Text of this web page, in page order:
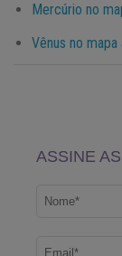
Mercúrio no
Vênus no